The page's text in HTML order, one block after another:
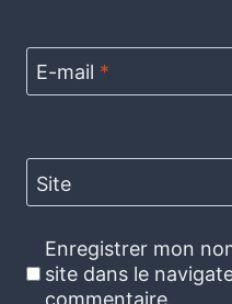
E-mail *
Site
Enregistrer mon
site dans le